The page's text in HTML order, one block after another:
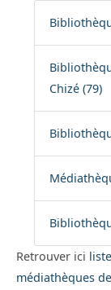
Chizé (79)
Retrouver ici
médiathèques